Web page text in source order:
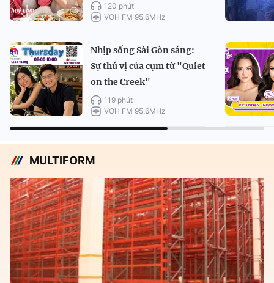
120 phút
VOH FM 95.6MHz
Nhịp sống Sài Gòn sáng:
Sự thú vị của cụm từ "Quiet
on the Creek"
119 phút
VOH FM 95.6MHz
MULTIFORM